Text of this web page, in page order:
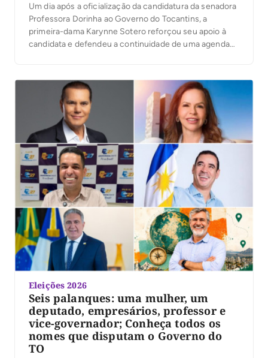
Um dia após a oficialização da candidatura da senadora
Professora Dorinha ao Governo do Tocantins, a
primeira-dama Karynne Sotero reforçou seu apoio à
candidata e defendeu a continuidade de uma agenda
publicado nesta quinta-feira, 6, Karynne reafirmou sua
Eleições 2026
Seis palanques: uma mulher, um
deputado, empresários, professor e
vice-governador; Conheça todos os
nomes que disputam o Governo do
TO